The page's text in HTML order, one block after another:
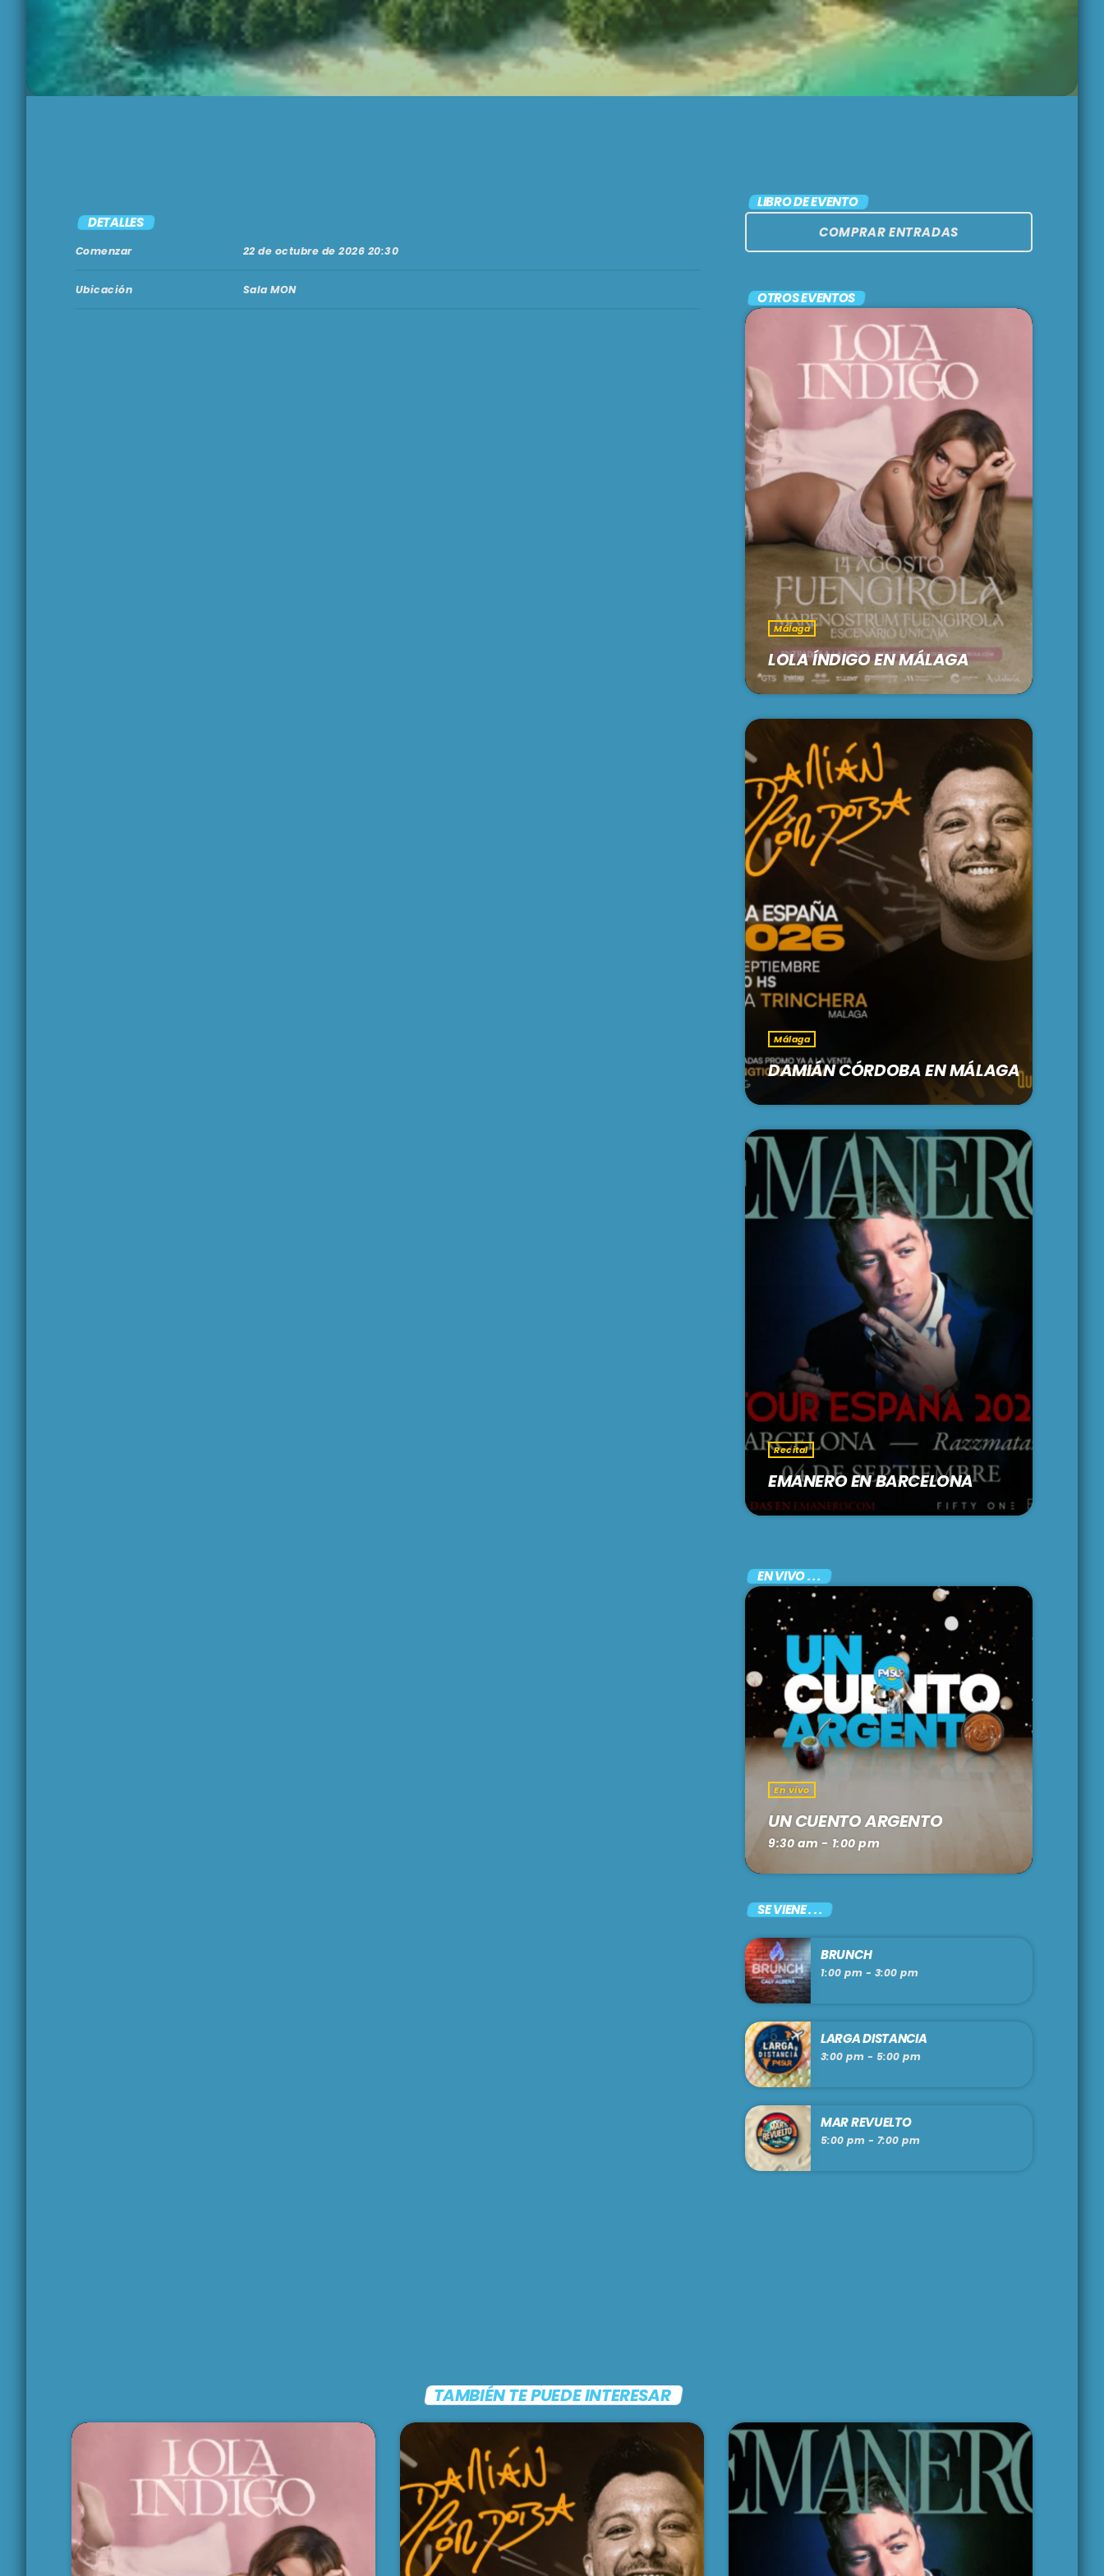
BRUNCH
1:00 pm - 3:00 pm
5:00 pm - 7:00 pm
DETALLES
Comenzar 22 de octubre de 2026 20:30
Ubicación Sala MON
LIBRO DE EVENTO
COMPRAR ENTRADAS
OTROS EVENTOS
Málaga
LOLA ÍNDIGO EN MÁLAGA
Málaga
DAMIÁN CÓRDOBA EN MÁLAGA
Recital
EMANERO EN BARCELONA
EN VIVO . . .
En vivo
UN CUENTO ARGENTO
9:30 am - 1:00 pm
SE VIENE . . .
BRUNCH
1:00 pm - 3:00 pm
LARGA DISTANCIA
3:00 pm - 5:00 pm
MAR REVUELTO
5:00 pm - 7:00 pm
TAMBIÉN TE PUEDE INTERESAR